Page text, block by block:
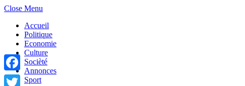
Close Menu
Accueil
Politique
Economie
Culture
Socièté
Annonces
Sport
Facebook